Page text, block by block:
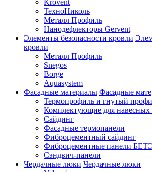
Krovent
ТехноНиколь
Металл Профиль
Нанодефлекторы Gervent
Элементы безопасности кровли
кровли
Металл Профиль
Snegos
Borge
Aquasystem
Фасадные материалы Фасадные
Термопрофиль и гнутый
Комплектующие для навесных
Сайдинг
Фасадные термопанели
Фиброцементный сайдинг
Фиброцементные панели
Сэндвич-панели
Чердачные люки Чердачные люки